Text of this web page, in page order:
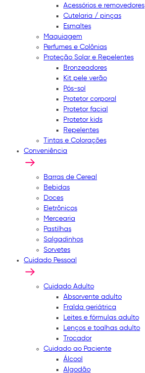
Acessórios e removedores
Cutelaria / pinças
Esmaltes
Maquiagem
Perfumes e Colônias
Proteção Solar e Repelentes
Bronzeadores
Kit pele verão
Pós-sol
Protetor corporal
Protetor facial
Protetor kids
Repelentes
Tintas e Colorações
Conveniência
Barras de Cereal
Bebidas
Doces
Eletrônicos
Mercearia
Pastilhas
Salgadinhos
Sorvetes
Cuidado Pessoal
Cuidado Adulto
Absorvente adulto
Fralda geriátrica
Leites e fórmulas adulto
Lenços e toalhas adulto
Trocador
Cuidado ao Paciente
Álcool
Algodão